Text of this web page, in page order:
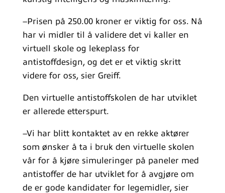
–Prisen på 250.00 kroner er viktig for oss. Nå
har vi midler til å validere det vi kaller en
virtuell skole og lekeplass for
antistoffdesign, og det er et viktig skritt
videre for oss, sier Greiff.
Den virtuelle antistoffskolen de har utviklet
er allerede etterspurt.
–Vi har blitt kontaktet av en rekke aktører
som ønsker å ta i bruk den virtuelle skolen
vår for å kjøre simuleringer på paneler med
antistoffer de har utviklet for å avgjøre om
de er gode kandidater for legemidler, sier